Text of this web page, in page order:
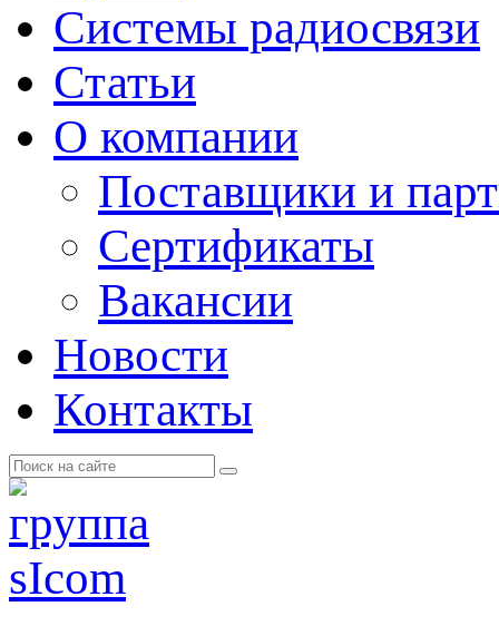
Системы радиосвязи
Статьи
О компании
Поставщики и
Cертификаты
Вакансии
Новости
Контакты